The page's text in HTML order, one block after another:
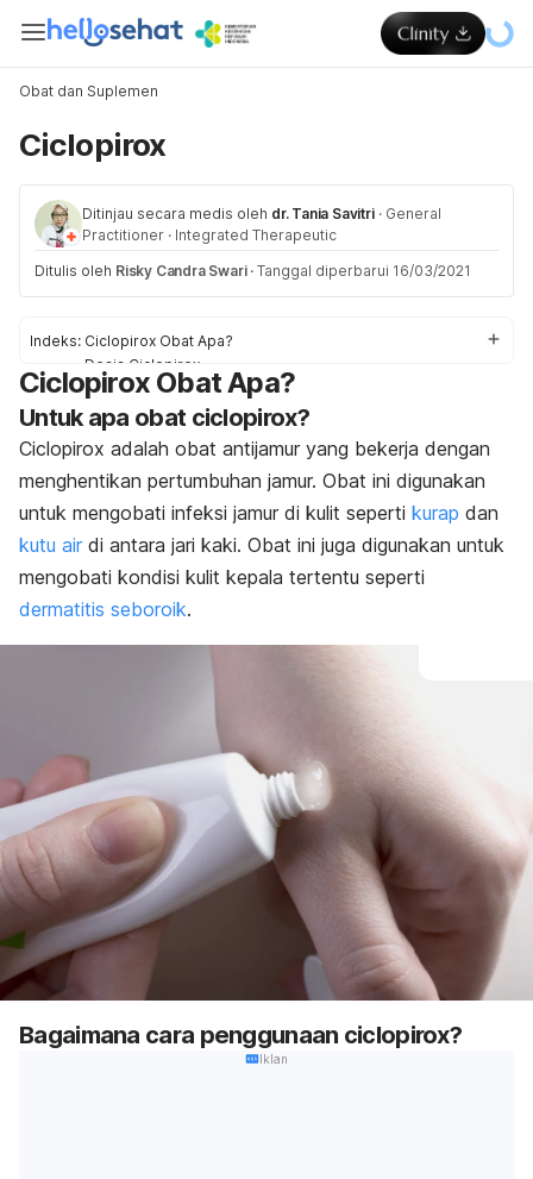
Obat dan Suplemen
Ciclopirox
Ditinjau secara medis oleh dr. Tania Savitri · General
Practitioner · Integrated Therapeutic
Ditulis oleh Risky Candra Swari · Tanggal diperbarui 16/03/2021
Indeks: Ciclopirox Obat Apa?
Dosis Ciclopirox
Efek samping Ciclopirox
Peringatan dan Perhatian Obat Ciclopirox
Interaksi Obat Ciclopirox
Overdosis Ciclopirox
Ciclopirox Obat Apa?
Untuk apa obat ciclopirox?
Ciclopirox adalah obat antijamur yang bekerja dengan
menghentikan pertumbuhan jamur. Obat ini digunakan
untuk mengobati infeksi jamur di kulit seperti kurap dan
kutu air di antara jari kaki. Obat ini juga digunakan untuk
mengobati kondisi kulit kepala tertentu seperti
dermatitis seboroik.
Bagaimana cara penggunaan ciclopirox?
Iklan